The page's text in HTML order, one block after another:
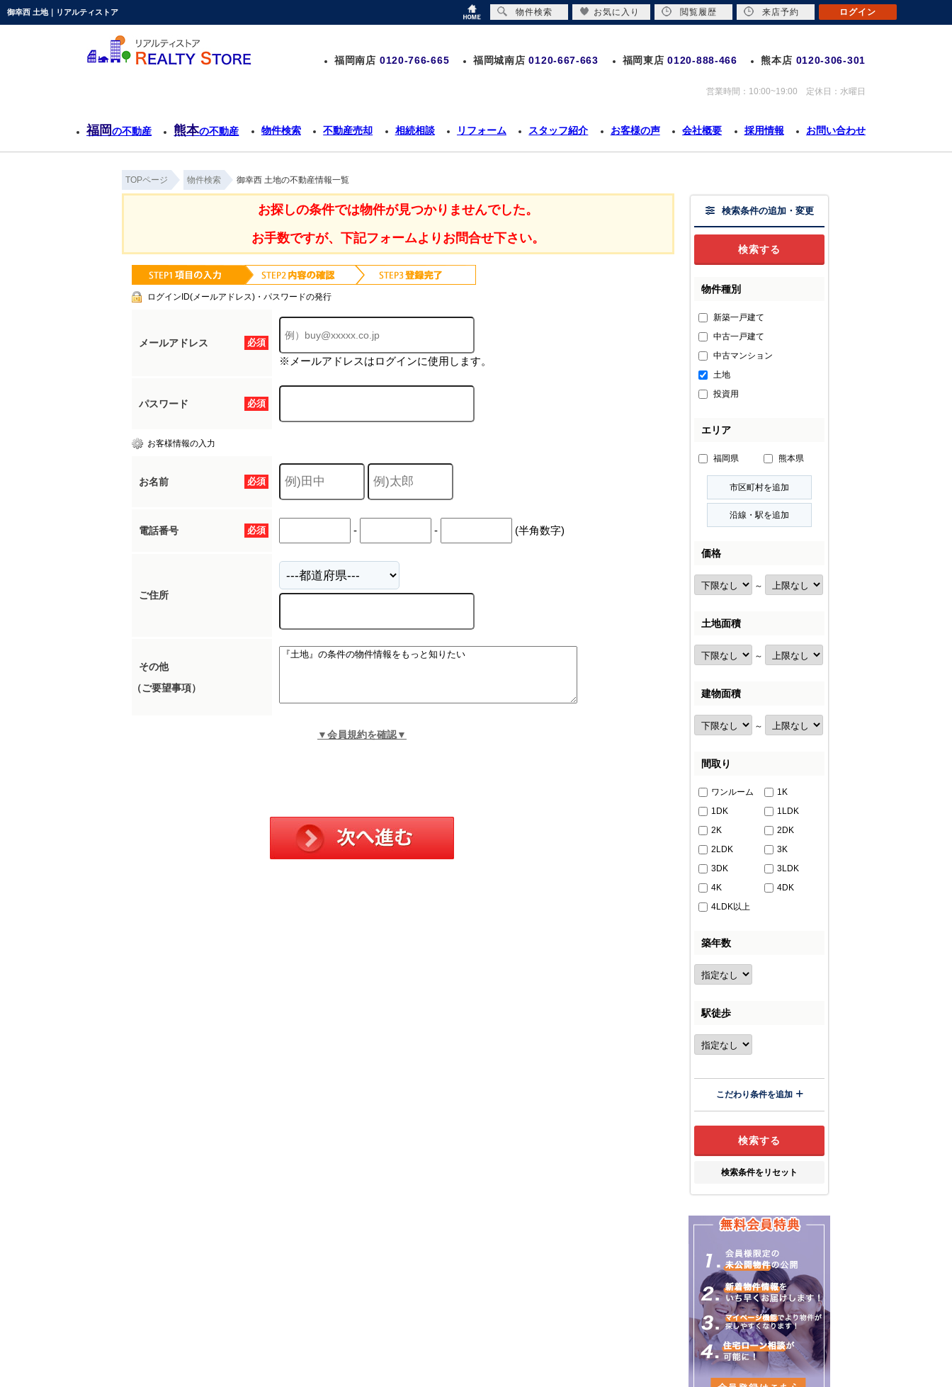
御幸西 土地｜リアルティストア
福岡南店 0120-766-665 福岡城南店 0120-667-663 福岡東店 0120-888-466 熊本店 0120-306-301
営業時間：10:00~19:00 定休日：水曜日
福岡の不動産 熊本の不動産 物件検索 不動産売却 相続相談 リフォーム スタッフ紹介 お客様の声 会社概要 採用情報 お問い合わせ
TOPページ 物件検索 御幸西 土地の不動産情報一覧
お探しの条件では物件が見つかりませんでした。
お手数ですが、下記フォームよりお問合せ下さい。
ログインID(メールアドレス)・パスワードの発行
必須
メールアドレス
※メールアドレスはログインに使用します。
必須
パスワード
お客様情報の入力
必須
お名前
必須
電話番号 - - (半角数字)
ご住所
その他
（ご要望事項）
▼会員規約を確認▼
検索条件の追加・変更
物件種別
新築一戸建て
中古一戸建て
中古マンション
土地
投資用
エリア
福岡県 熊本県
価格
～
土地面積
～
建物面積
～
間取り
ワンルーム
1K
1DK
1LDK
2K
2DK
2LDK
3K
3DK
3LDK
4K
4DK
4LDK以上
築年数
駅徒歩
こだわり条件を追加
検索条件をリセット
物件検索 お気に入り 閲覧履歴 来店予約 ログイン